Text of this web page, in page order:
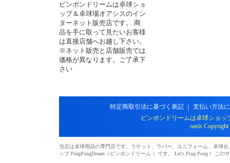
ピンポンドリームは卓球ショ
ップ＆卓球場オアシスのイン
ターネット販売店です。 商
品を手に取って見たいお客様
は直接店舗へお越し下さい。
※ネット販売と店舗販売では
価格が異なります。ご了承下
さい
特定商取引法に基づく表記 ｜ 支払い方法
ピンポンドリームは卓球ショ
oasis
当店は卓球用品の専門店です。ラケット、ラバー、ユニフォーム、卓球
ップ PingPongDream（ピンポンドリーム ）です。 Let's Ping Pong！ こ